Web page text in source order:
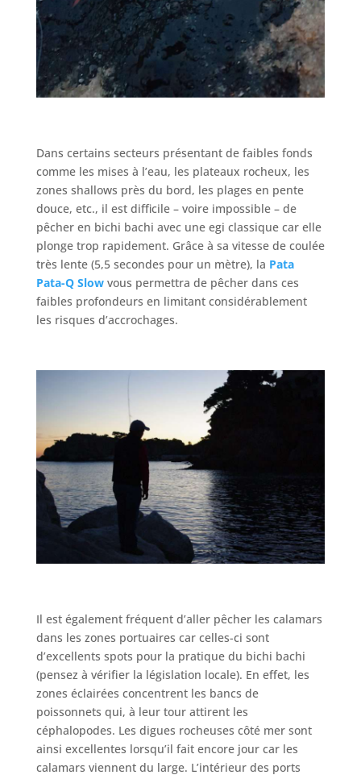
Dans certains secteurs présentant de faibles fonds
comme les mises à l’eau, les plateaux rocheux, les
zones shallows près du bord, les plages en pente
douce, etc., il est difficile – voire impossible – de
pêcher en bichi bachi avec une egi classique car elle
plonge trop rapidement. Grâce à sa vitesse de coulée
très lente (5,5 secondes pour un mètre), la Pata
Pata-Q Slowvous permettra de pêcher dans ces
faibles profondeurs en limitant considérablement
les risques d’accrochages.
Il est également fréquent d’aller pêcher les calamars
dans les zones portuaires car celles-ci sont
d’excellents spots pour la pratique du bichi bachi
(pensez à vérifier la législation locale). En effet, les
zones éclairées concentrent les bancs de
poissonnets qui, à leur tour attirent les
céphalopodes. Les digues rocheuses côté mer sont
ainsi excellentes lorsqu’il fait encore jour car les
calamars viennent du large. L’intérieur des ports